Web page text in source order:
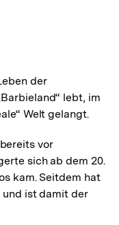
der
lebt, im
Welt gelangt.
vor
sich ab dem 20.
kam. Seitdem hat
und ist damit der